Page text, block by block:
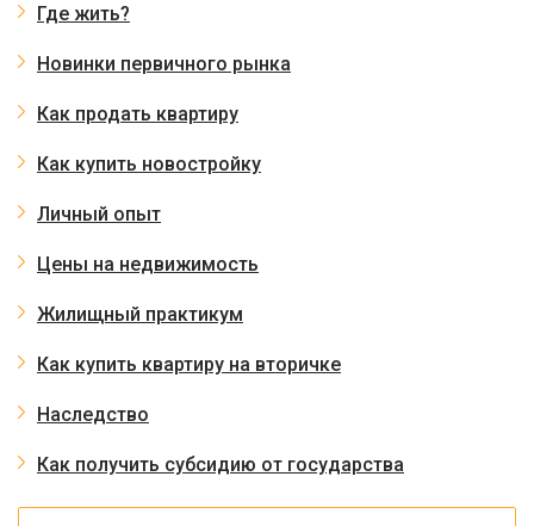
Где жить?
Новинки первичного рынка
Как продать квартиру
Как купить новостройку
Личный опыт
Цены на недвижимость
Жилищный практикум
Как купить квартиру на вторичке
Наследство
Как получить субсидию от государства